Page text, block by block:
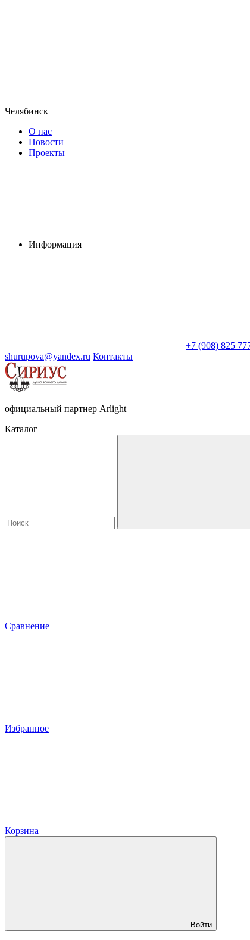
Челябинск
О нас
Новости
Проекты
Информация
+7 (908) 825
shurupova@yandex.ru Контакты
официальный партнер Arlight
Каталог
Сравнение
Избранное
Корзина
Войти